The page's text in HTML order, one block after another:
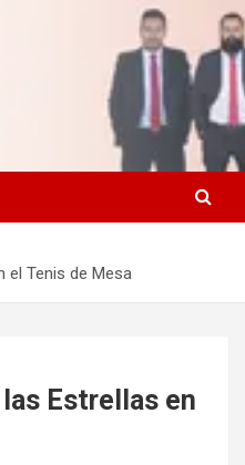
el Tenis de Mesa
Estrellas en